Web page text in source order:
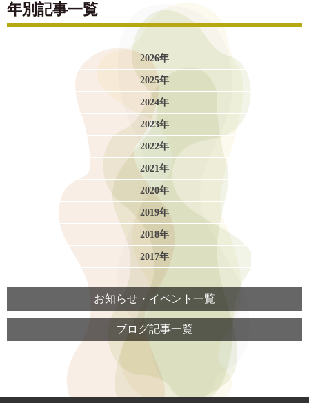
年別記事一覧
2026年
2025年
2024年
2023年
2022年
2021年
2020年
2019年
2018年
2017年
お知らせ・イベント一覧
ブログ記事一覧